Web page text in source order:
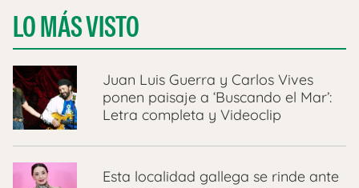
LO MÁS VISTO
Juan Luis Guerra y Carlos Vives
ponen paisaje a ‘Buscando el Mar’:
Letra completa y Videoclip
Esta localidad gallega se rinde ante